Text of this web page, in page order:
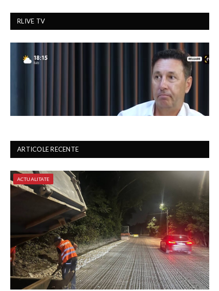
RLIVE TV
ARTICOLE RECENTE
ACTUALITATE